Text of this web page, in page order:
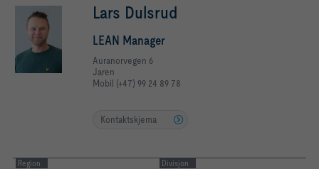
Lars Dulsrud
LEAN Manager
Auranorvegen 6
Jaren
Mobil (+47) 99 24 89 78
Kontaktskjema
Region
Divisjon